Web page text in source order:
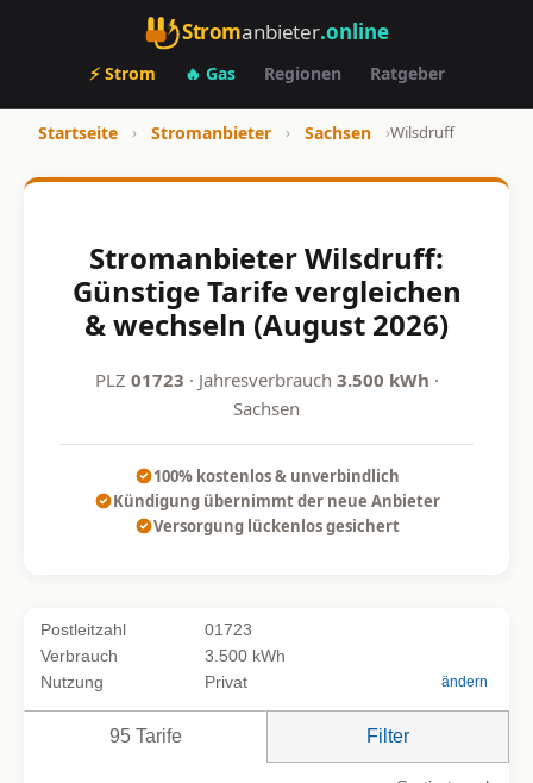
Stromanbieter.online
⚡ Strom 🔥 Gas Regionen Ratgeber
Startseite › Stromanbieter › Sachsen ›Wilsdruff
Stromanbieter Wilsdruff:
Günstige Tarife vergleichen
& wechseln (August 2026)
PLZ 01723 · Jahresverbrauch 3.500 kWh ·
Sachsen
100% kostenlos & unverbindlich
Kündigung übernimmt der neue Anbieter
Versorgung lückenlos gesichert